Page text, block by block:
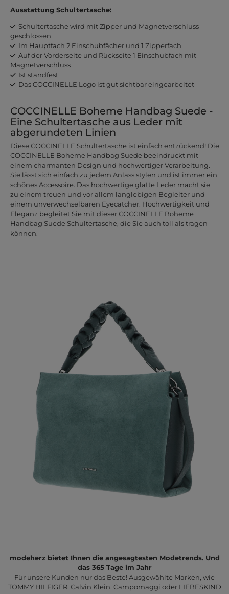
Ausstattung Schultertasche:
Schultertasche wird mit Zipper und Magnetverschluss
geschlossen
Im Hauptfach 2 Einschubfächer und 1 Zipperfach
Auf der Vorderseite und Rückseite 1 Einschubfach mit
Magnetverschluss
Ist standfest
Das COCCINELLE Logo ist gut sichtbar eingearbeitet
COCCINELLE Boheme Handbag Suede -
Eine Schultertasche aus Leder mit
abgerundeten Linien
Diese COCCINELLE Schultertasche ist einfach entzückend! Die
COCCINELLE Boheme Handbag Suede beeindruckt mit
einem charmanten Design und hochwertiger Verarbeitung.
Sie lässt sich einfach zu jedem Anlass stylen und ist immer ein
schönes Accessoire. Das hochwertige glatte Leder macht sie
zu einem treuen und vor allem langlebigen Begleiter und
einem unverwechselbaren Eyecatcher. Hochwertigkeit und
Eleganz begleitet Sie mit dieser COCCINELLE Boheme
Handbag Suede Schultertasche, die Sie auch toll als tragen
können.
modeherz bietet Ihnen die angesagtesten Modetrends. Und
das 365 Tage im Jahr
Für unsere Kunden nur das Beste! Ausgewählte Marken, wie
TOMMY HILFIGER, Calvin Klein, Campomaggi oder LIEBESKIND